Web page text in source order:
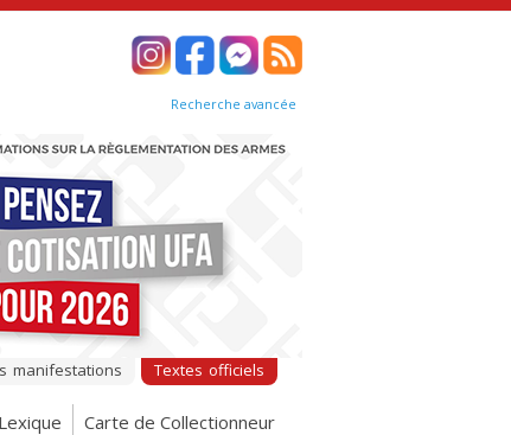
Recherche avancée
manifestations Textes officiels
Lexique Carte de Collectionneur